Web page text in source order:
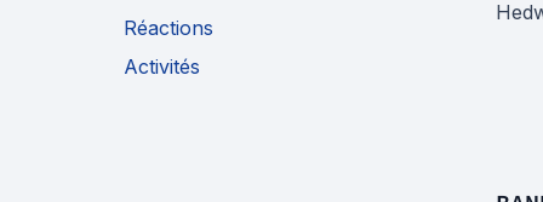
Réactions
Activités